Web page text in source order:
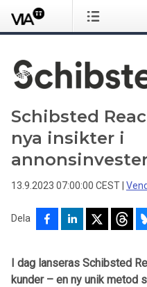
Schibsted
nya insikter i
13.9.2023 07:00:00 CEST Vend
Dela
I dag lanseras Schibsted
kunder – en ny unik metod